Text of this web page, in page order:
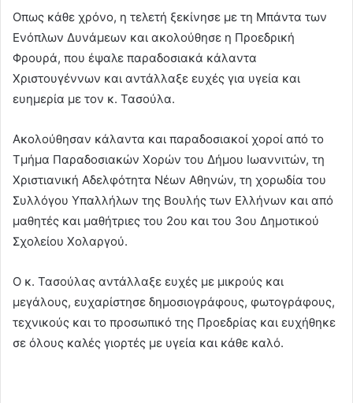
Οπως κάθε χρόνο, η τελετή ξεκίνησε με τη Μπάντα των
Ενόπλων Δυνάμεων και ακολούθησε η Προεδρική
Φρουρά, που έψαλε παραδοσιακά κάλαντα
Χριστουγέννων και αντάλλαξε ευχές για υγεία και
ευημερία με τον κ. Τασούλα.
Ακολούθησαν κάλαντα και παραδοσιακοί χοροί από το
Τμήμα Παραδοσιακών Χορών του Δήμου Ιωαννιτών, τη
Χριστιανική Αδελφότητα Νέων Αθηνών, τη χορωδία του
Συλλόγου Υπαλλήλων της Βουλής των Ελλήνων και από
μαθητές και μαθήτριες του 2ου και του 3ου Δημοτικού
Σχολείου Χολαργού.
Ο κ. Τασούλας αντάλλαξε ευχές με μικρούς και
μεγάλους, ευχαρίστησε δημοσιογράφους, φωτογράφους,
τεχνικούς και το προσωπικό της Προεδρίας και ευχήθηκε
σε όλους καλές γιορτές με υγεία και κάθε καλό.